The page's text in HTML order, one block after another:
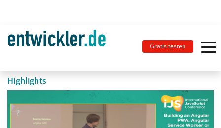
Gratis testen
Highlights